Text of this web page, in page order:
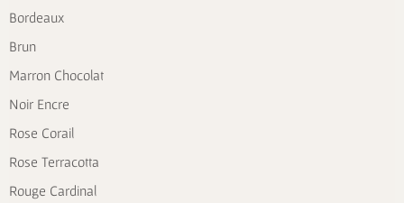
Bordeaux
Brun
Marron Chocolat
Noir Encre
Rose Corail
Rose Terracotta
Rouge Cardinal